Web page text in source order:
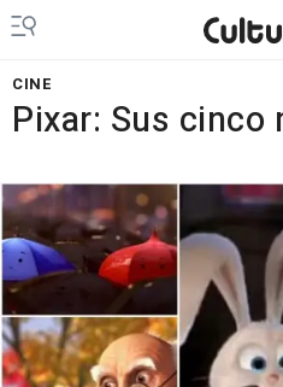
CINE
Pixar: Sus